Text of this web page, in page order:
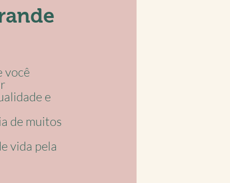
você
e
de muitos
vida pela